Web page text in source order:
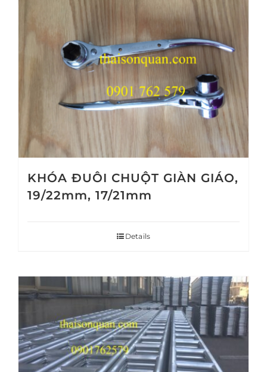
KHÓA ĐUÔI CHUỘT GIÀN GIÁO,
19/22mm, 17/21mm
Details